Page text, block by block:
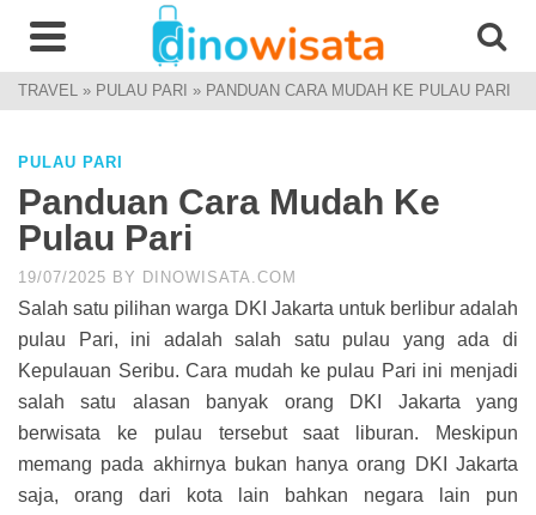
TRAVEL » PULAU PARI » PANDUAN CARA MUDAH KE PULAU PARI
PULAU PARI
Panduan Cara Mudah Ke
Pulau Pari
19/07/2025 BY DINOWISATA.COM
Salah satu pilihan warga DKI Jakarta untuk berlibur adalah
pulau Pari, ini adalah salah satu pulau yang ada di
Kepulauan Seribu. Cara mudah ke pulau Pari ini menjadi
salah satu alasan banyak orang DKI Jakarta yang
berwisata ke pulau tersebut saat liburan. Meskipun
memang pada akhirnya bukan hanya orang DKI Jakarta
saja, orang dari kota lain bahkan negara lain pun